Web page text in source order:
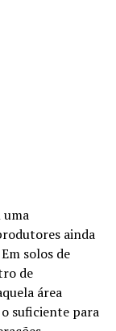
uma
ainda
solos de
de
área
suficiente para